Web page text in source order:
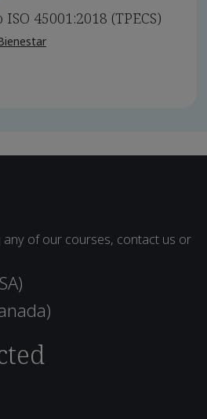
45001:2018 (TPECS)
of our courses, contact us or